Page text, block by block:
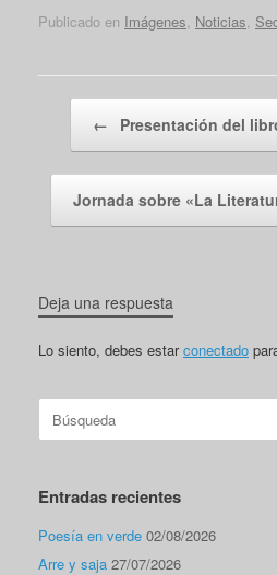
Publicado en Imágenes, Noticias,
← Presentación del
Jornada sobre «La
Deja una respuesta
Lo siento, debes estarconectado
Buscar:
Entradas recientes
Poesía en verde 02/08/2026
Arre y saja 27/07/2026